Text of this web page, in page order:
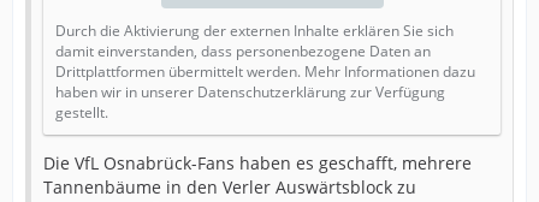
Durch die Aktivierung der externen Inhalte erklären Sie sich
damit einverstanden, dass personenbezogene Daten an
Drittplattformen übermittelt werden. Mehr Informationen dazu
haben wir in unserer Datenschutzerklärung zur Verfügung
gestellt.
Die VfL Osnabrück-Fans haben es geschafft, mehrere
Tannenbäume in den Verler Auswärtsblock zu